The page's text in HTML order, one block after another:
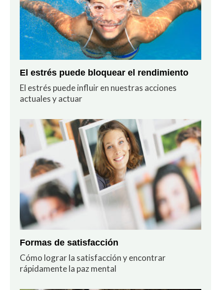
El estrés puede bloquear el rendimiento
El estrés puede influir en nuestras acciones
actuales y actuar
Formas de satisfacción
Cómo lograr la satisfacción y encontrar
rápidamente la paz mental